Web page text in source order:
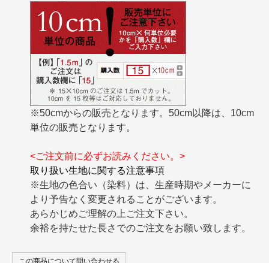
※50cmからの販売となります。50cm以降は、10cm
単位の販売となります。
<ご注文前に必ずお読みください。>
取り扱い生地に関する注意事項
※生地の色合い（染料）は、生産時期やメーカーに
より予告なく変更されることがございます。
あらかじめご理解の上ご注文下さい。
余裕を持たせた長さでのご注文をお願い致します。